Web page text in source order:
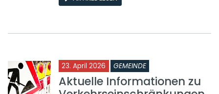
23. April 2026 GEMEINDE
Aktuelle Informationen zu